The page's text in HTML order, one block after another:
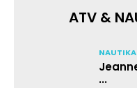
ATV &
NAUTIKA
...